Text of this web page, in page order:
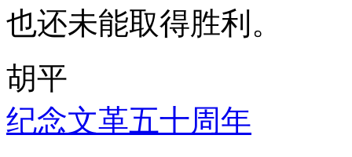
也还未能取得胜利。
胡平
纪念文革五十周年